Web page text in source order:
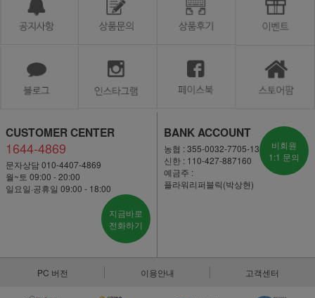
CUSTOMER CENTER
1644-4869
문자상담 010-4407-4869
월~토 09:00 - 20:00
일요일·공휴일 09:00 - 18:00
지금바로
전화하기
BANK ACCOUNT
농협 : 355-0032-7705-13
신한 : 110-427-887160
예금주 :
플라워리퍼블릭(박상현)
비회원
1:1 문의
PC 버전 이용안내 고객센터